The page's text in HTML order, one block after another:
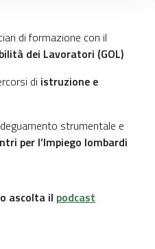
di formazione con il
dei Lavoratori (GOL)
di istruzione e
strumentale e
per l’Impiego lombardi
ascolta il podcast